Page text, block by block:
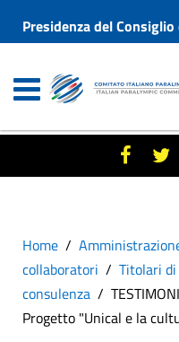
Presidenza del
Home
collaboratori
Titolari
consulenza
Progetto "Unical e la